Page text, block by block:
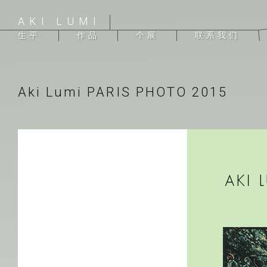
AKI LUMI
生平 作品 个展 联系我们
Aki Lumi PARIS PHOTO 2015